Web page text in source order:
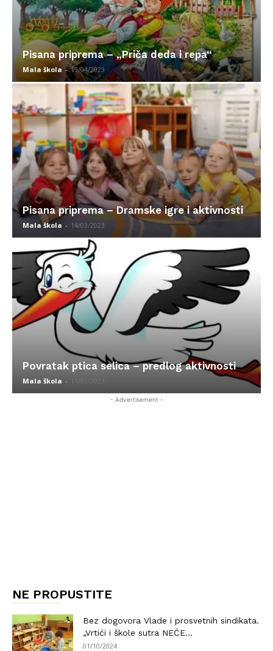
Pisana priprema – „Priča deda i repa“
Mala škola - 19/04/2023
Pisana priprema – Dramske igre i aktivnosti
Mala škola - 14/03/2023
Povratak ptica selica – predlog aktivnosti
Mala škola - 11/03/2023
- Advertisement -
NE PROPUSTITE
Bez dogovora Vlade i prosvetnih sindikata.
„Vrtići i škole sutra NEĆE...
01/10/2024